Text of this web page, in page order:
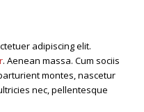
adipiscing elit.
. Aenean massa. Cum sociis
montes, nascetur
nec, pellentesque